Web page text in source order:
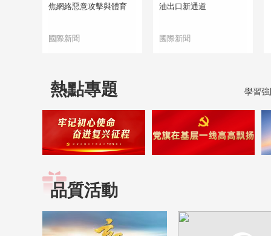
焦網絡惡意攻擊與體育
國際新聞
油出口新通道
國際新聞
熱點專題 學習
品質活動